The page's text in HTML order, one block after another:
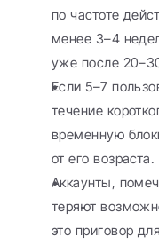
по частоте
менее 3–4
уже после
Если 5–7
течение
временную
от его возраста.
Аккаунты,
теряют
это приговор